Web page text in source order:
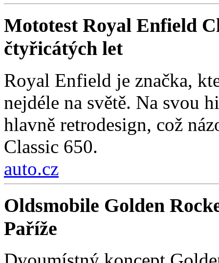
Mototest Royal Enfield
čtyřicátých let
Royal Enfield je značka,
nejdéle na světě. Na svou
hlavně retrodesign, což
Classic 650.
auto.cz
Oldsmobile Golden
Paříže